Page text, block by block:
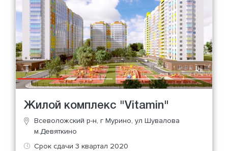
Жилой комплекс "Vitamin"
Всеволожский р-н, г Мурино, ул Шувалова
м.Девяткино
Срок сдачи 3 квартал 2020